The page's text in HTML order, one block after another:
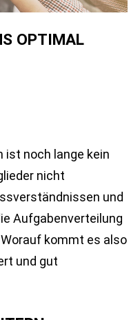
OPTIMAL
ist noch lange kein
nicht
und
Aufgabenverteilung
kommt es also
und gut